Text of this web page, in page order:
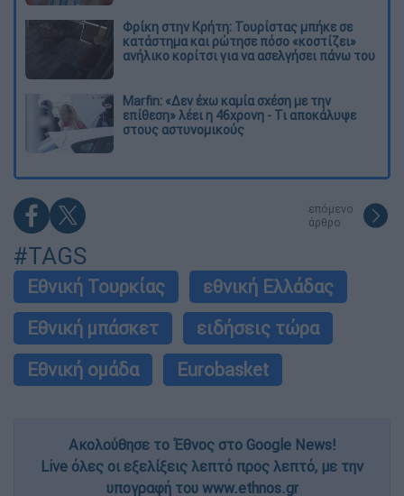
Φρίκη στην Κρήτη: Τουρίστας μπήκε σε
κατάστημα και ρώτησε πόσο «κοστίζει»
ανήλικο κορίτσι για να ασελγήσει πάνω του
Marfin: «Δεν έχω καμία σχέση με την
επίθεση» λέει η 46χρονη - Τι αποκάλυψε
στους αστυνομικούς
επόμενο
άρθρο
#TAGS
Εθνική Τουρκίας
εθνική Ελλάδας
Εθνική μπάσκετ
ειδήσεις τώρα
Εθνική ομάδα
Eurobasket
Ακολούθησε το Έθνος στο Google News!
Live όλες οι εξελίξεις λεπτό προς λεπτό, με την
υπογραφή του www.ethnos.gr